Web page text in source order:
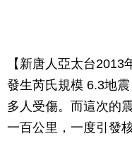
【新唐人亞太台
發生芮氏規模 6.3地
多人受傷。而這次的
一百公里，一度引發